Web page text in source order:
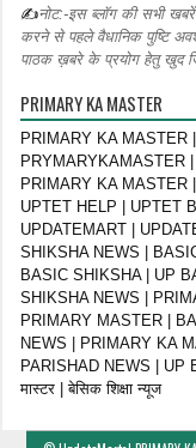
✍नोट:-इस ब्लॉग की सभी
करने से पहले वैधानिक पुष्टि
पाठक ख़बरे के प्रयोग हेतु खुद
PRIMARY KA MASTER
PRIMARY KA MASTER
PRYMARYKAMASTER
PRIMARY KA MASTER
UPTET HELP | UPTET
UPDATEMART |
SHIKSHA NEWS |
BASIC SHIKSHA | UP
SHIKSHA NEWS |
PRIMARY MASTER |
NEWS | PRIMARY KA
PARISHAD NEWS | UP
मास्टर | बेसिक शिक्षा न्यूज